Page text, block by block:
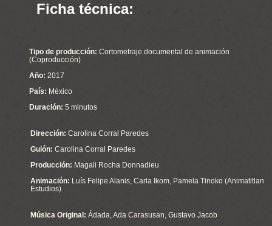
Ficha técnica:
Tipo de producción: Cortometraje documental de animación
(Coproducción)
Año: 2017
País: México
Duración: 5 minutos
Dirección: Carolina Corral Paredes
Guión: Carolina Corral Paredes
Producción: Magali Rocha Donnadieu
Animación: Luís Felipe Alanis, Carla Ikom, Pamela Tinoko (Animatitlan
Estudios)
Música Original: Ádada, Ada Carasusan, Gustavo Jacob